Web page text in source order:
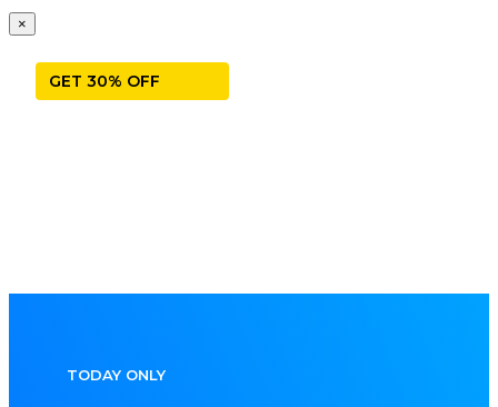
×
GET 30% OFF
TODAY ONLY